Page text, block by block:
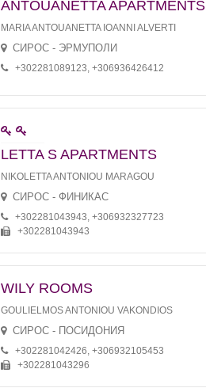
ANTOUANETTA APARTMENTS
MARIA ANTOUANETTA IOANNI ALVERTI
СИРОС - ЭРМУПОЛИ
+302281089123, +306936426412
LETTA S APARTMENTS
NIKOLETTA ANTONIOU MARAGOU
СИРОС - ФИНИКАС
+302281043943, +306932327723
+302281043943
WILY ROOMS
GOULIELMOS ANTONIOU VAKONDIOS
СИРОС - ПОСИДОНИЯ
+302281042426, +306932105453
+302281043296